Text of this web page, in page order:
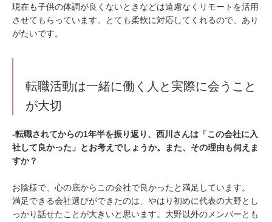
現在も子供の体調が良くないときなどは遠慮なくリモートを活用
させてもらっています。とても柔軟に対応してくれるので、あり
がたいです。
転職活動は一緒に働く人と実際に会うこと
が大切
‐転職されてからの1年半を振り返り、西川さんは「この会社に入
社して良かった」とお考えでしょうか。また、その理由も伺えま
すか？
お陰様で、心の底からこの会社で良かったと満足しています。
満足できる会社選びができたのは、やはり初めに代表の大野とし
っかり話せたことが大きいと思います。大野以外のメンバーとも